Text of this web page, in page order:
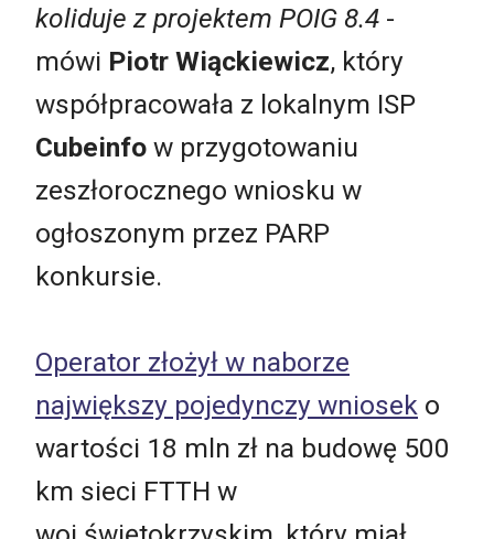
koliduje z projektem POIG 8.4 -
mówi Piotr Wiąckiewicz, który
współpracowała z lokalnym ISP
Cubeinfo w przygotowaniu
zeszłorocznego wniosku w
ogłoszonym przez PARP
konkursie.
Operator złożył w naborze
największy pojedynczy wniosek o
wartości 18 mln zł na budowę 500
km sieci FTTH w